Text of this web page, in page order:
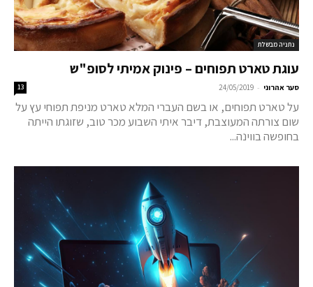
נתניה מבשלת
עוגת טארט תפוחים – פינוק אמיתי לסופ"ש
סער אהרוני -
24/05/2019
13
על טארט תפוחים, או בשם העברי המלא טארט מניפת תפוחי עץ על
שום צורתה המעוצבת, דיבר איתי השבוע מכר טוב, שזוגתו הייתה
בחופשה בווינה...